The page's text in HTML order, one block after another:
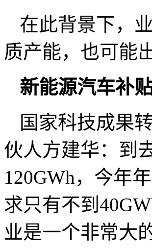
在此背景下，
质产能，也可能
新能源汽车补
国家科技成果
伙人方建华：到
120GWh，今年
求只有不到
业是一个非常大